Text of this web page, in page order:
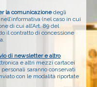
la comunicazionedegli
(nel caso in cui
di cui all’Art. 89 del
il contratto di concessione
di newsletter e altro
e altri mezzi cartacei
saranno conservati
con le modalità riportate